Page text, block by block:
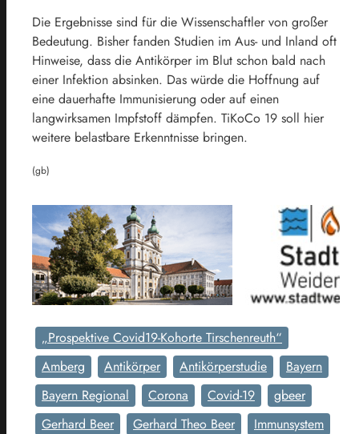
Die Ergebnisse sind für die Wissenschaftler von großer
Bedeutung. Bisher fanden Studien im Aus- und Inland oft
Hinweise, dass die Antikörper im Blut schon bald nach
einer Infektion absinken. Das würde die Hoffnung auf
eine dauerhafte Immunisierung oder auf einen
langwirksamen Impfstoff dämpfen. TiKoCo 19 soll hier
weitere belastbare Erkenntnisse bringen.
(gb)
„Prospektive Covid19-Kohorte Tirschenreuth“
Amberg
Antikörper Antikörperstudie
Bayern
Bayern Regional
Corona Covid-19
gbeer
Gerhard Beer
Gerhard Theo Beer
Immunsystem